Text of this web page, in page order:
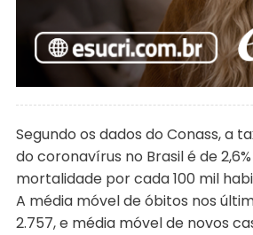
Segundo os dados do Conass, a
do coronavírus no Brasil é de
mortalidade por cada 100 mil
A média móvel de óbitos nos
2.757, e média móvel de novos